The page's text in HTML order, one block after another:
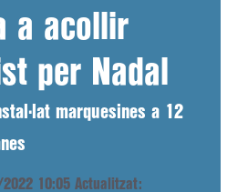
a acollir
per Nadal
marquesines a 12
10:05 Actualitzat: